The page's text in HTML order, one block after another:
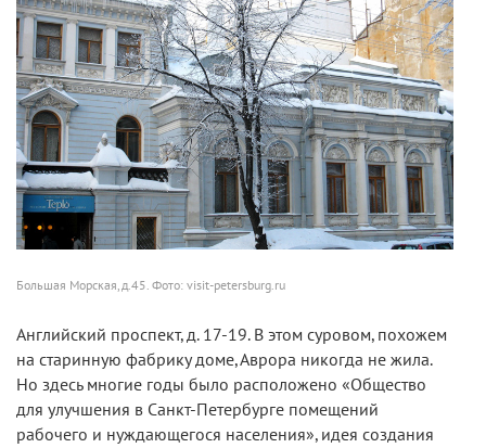
Большая Морская, д.45. Фото: visit-petersburg.ru
Английский проспект, д. 17-19.В этом суровом, похожем
на старинную фабрику доме, Аврора никогда не жила.
Но здесь многие годы было расположено «Общество
для улучшения в Санкт-Петербурге помещений
рабочего и нуждающегося населения», идея создания